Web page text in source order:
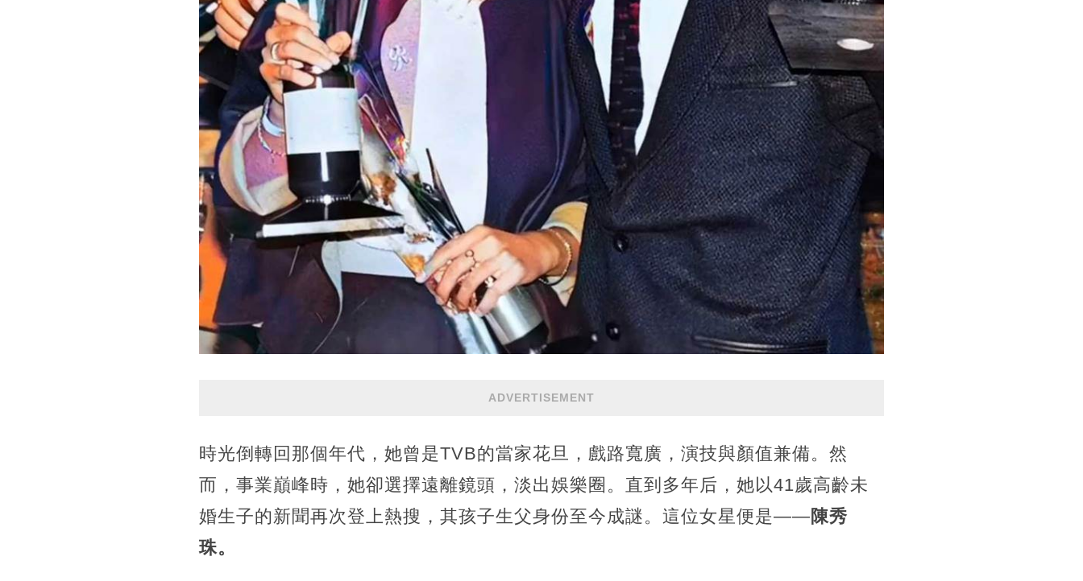
ADVERTISEMENT
時光倒轉回那個年代，她曾是TVB的當家花旦，戲路寬廣，演技與顏值兼備。然
而，事業巔峰時，她卻選擇遠離鏡頭，淡出娛樂圈。直到多年后，她以41歲高齡未
婚生子的新聞再次登上熱搜，其孩子生父身份至今成謎。這位女星便是——陳秀
珠。